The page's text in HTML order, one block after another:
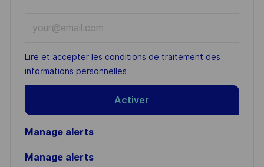
Email
address
(Required)
Required
Lire et accepter les conditions de traitement des
informations personnelles
Activer
Manage alerts
Manage alerts